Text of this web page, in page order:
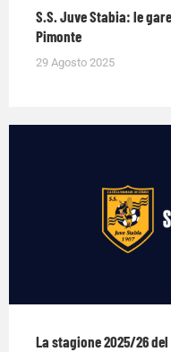
S.S. Juve Stabia: le
Pimonte
29 Agosto 2025
La stagione 2025/26